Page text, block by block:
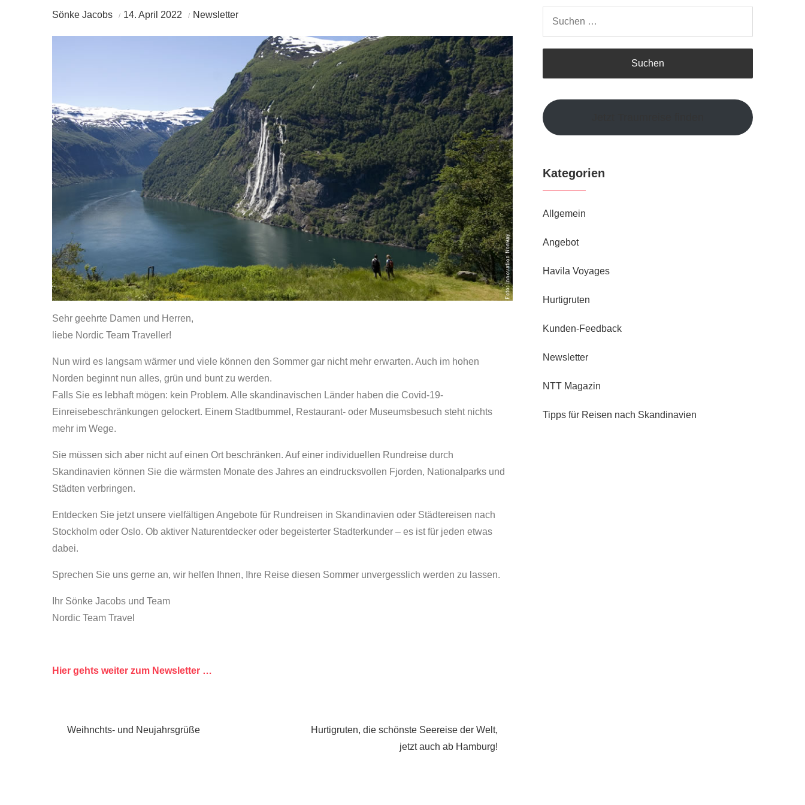
Sönke Jacobs 14. April 2022 Newsletter
Sehr geehrte Damen und Herren,
liebe Nordic Team Traveller!
Nun wird es langsam wärmer und viele können den Sommer gar nicht mehr erwarten. Auch im hohen
Norden beginnt nun alles, grün und bunt zu werden.
Falls Sie es lebhaft mögen: kein Problem. Alle skandinavischen Länder haben die Covid-19-
Einreisebeschränkungen gelockert. Einem Stadtbummel, Restaurant- oder Museumsbesuch steht nichts
mehr im Wege.
Sie müssen sich aber nicht auf einen Ort beschränken. Auf einer individuellen Rundreise durch
Skandinavien können Sie die wärmsten Monate des Jahres an eindrucksvollen Fjorden, Nationalparks und
Städten verbringen.
Entdecken Sie jetzt unsere vielfältigen Angebote für Rundreisen in Skandinavien oder Städtereisen nach
Stockholm oder Oslo. Ob aktiver Naturentdecker oder begeisterter Stadterkunder – es ist für jeden etwas
dabei.
Sprechen Sie uns gerne an, wir helfen Ihnen, Ihre Reise diesen Sommer unvergesslich werden zu lassen.
Ihr Sönke Jacobs und Team
Nordic Team Travel
Hier gehts weiter zum Newsletter …
Beitragsnavigation
Weihnchts- und Neujahrsgrüße
Hurtigruten, die schönste Seereise der Welt,
jetzt auch ab Hamburg!
Kategorien
Allgemein
Angebot
Havila Voyages
Hurtigruten
Kunden-Feedback
Newsletter
NTT Magazin
Tipps für Reisen nach Skandinavien